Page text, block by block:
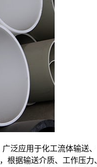
泛应用于化工流体输送
据输送介质、工作压